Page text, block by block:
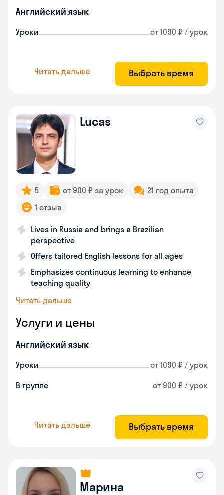
Английский язык
Уроки от 1090 ₽ / урок
Читать дальше Выбрать время
Lucas
5 от 900 ₽ за урок
21 год опыта
1 отзыв
Lives in Russia and brings a Brazilian
perspective
Offers tailored English lessons for all ages
Emphasizes continuous learning to enhance
teaching quality
Читать дальше
Услуги и цены
Английский язык
Уроки от 1090 ₽ / урок
В группе от 900 ₽ / урок
Читать дальше Выбрать время
Марина